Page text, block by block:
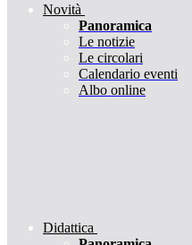
Novità
Panoramica
Le notizie
Le circolari
Calendario eventi
Albo online
Didattica